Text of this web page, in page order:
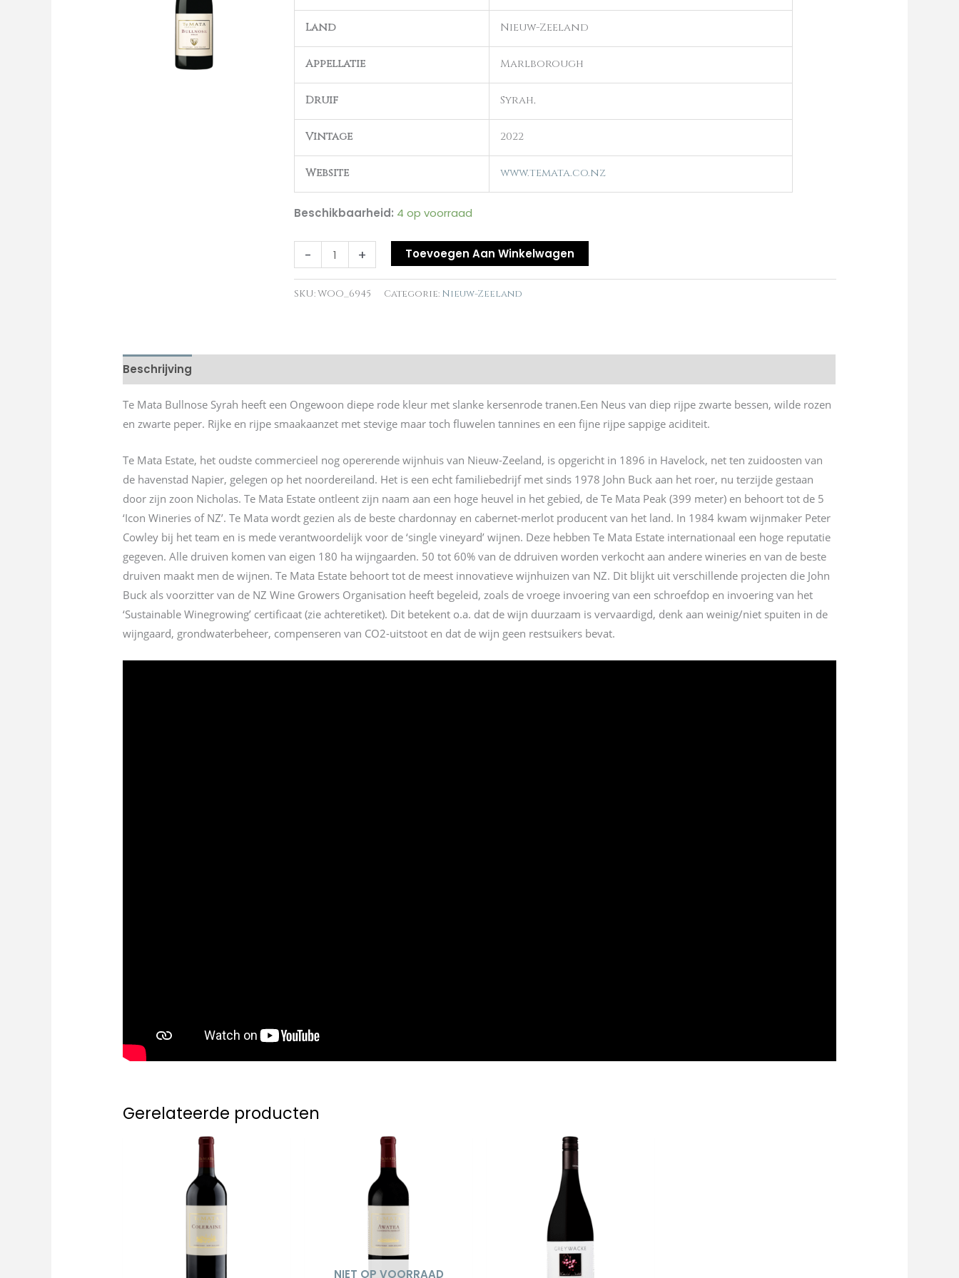
Land Nieuw-Zeeland
Appellatie Marlborough
Druif Syrah,
Vintage 2022
Website www.temata.co.nz
Beschikbaarheid: 4 op voorraad
-
2019
aantal
+ Toevoegen Aan Winkelwagen
SKU:WOO_6945 Categorie: Nieuw-Zeeland
Beschrijving
Te Mata Bullnose Syrah heeft een Ongewoon diepe rode kleur met slanke kersenrode tranen.Een Neus van diep rijpe zwarte bessen, wilde rozen
en zwarte peper. Rijke en rijpe smaakaanzet met stevige maar toch fluwelen tannines en een fijne rijpe sappige aciditeit.
Te Mata Estate, het oudste commercieel nog opererende wijnhuis van Nieuw-Zeeland, is opgericht in 1896 in Havelock, net ten zuidoosten van
de havenstad Napier, gelegen op het noordereiland. Het is een echt familiebedrijf met sinds 1978 John Buck aan het roer, nu terzijde gestaan
door zijn zoon Nicholas. Te Mata Estate ontleent zijn naam aan een hoge heuvel in het gebied, de Te Mata Peak (399 meter) en behoort tot de 5
‘Icon Wineries of NZ’. Te Mata wordt gezien als de beste chardonnay en cabernet-merlot producent van het land. In 1984 kwam wijnmaker Peter
Cowley bij het team en is mede verantwoordelijk voor de ‘single vineyard’ wijnen. Deze hebben Te Mata Estate internationaal een hoge reputatie
gegeven. Alle druiven komen van eigen 180 ha wijngaarden. 50 tot 60% van de ddruiven worden verkocht aan andere wineries en van de beste
druiven maakt men de wijnen. Te Mata Estate behoort tot de meest innovatieve wijnhuizen van NZ. Dit blijkt uit verschillende projecten die John
Buck als voorzitter van de NZ Wine Growers Organisation heeft begeleid, zoals de vroege invoering van een schroefdop en invoering van het
‘Sustainable Winegrowing’ certificaat (zie achteretiket). Dit betekent o.a. dat de wijn duurzaam is vervaardigd, denk aan weinig/niet spuiten in de
wijngaard, grondwaterbeheer, compenseren van CO2-uitstoot en dat de wijn geen restsuikers bevat.
Gerelateerde producten
NIET OP VOORRAAD